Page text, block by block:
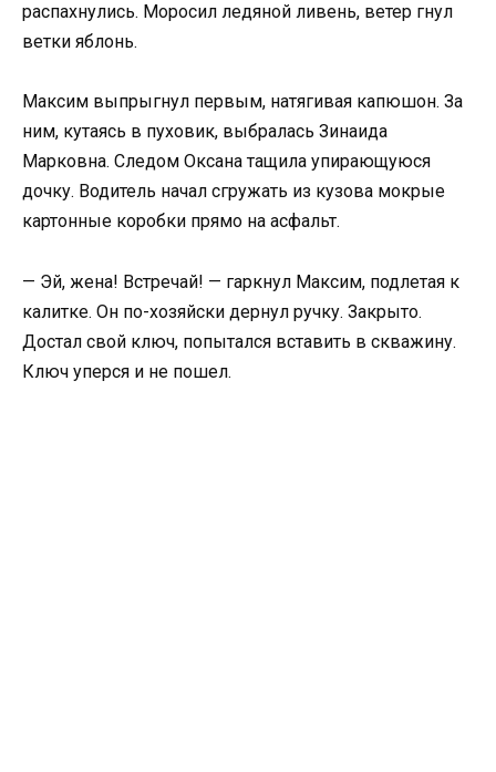
распахнулись. Моросил ледяной ливень, ветер гнул
ветки яблонь.
Максим выпрыгнул первым, натягивая капюшон. За
ним, кутаясь в пуховик, выбралась Зинаида
Марковна. Следом Оксана тащила упирающуюся
дочку. Водитель начал сгружать из кузова мокрые
картонные коробки прямо на асфальт.
— Эй, жена! Встречай! — гаркнул Максим, подлетая к
калитке. Он по-хозяйски дернул ручку. Закрыто.
Достал свой ключ, попытался вставить в скважину.
Ключ уперся и не пошел.